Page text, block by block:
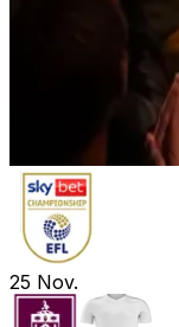
25 Nov.